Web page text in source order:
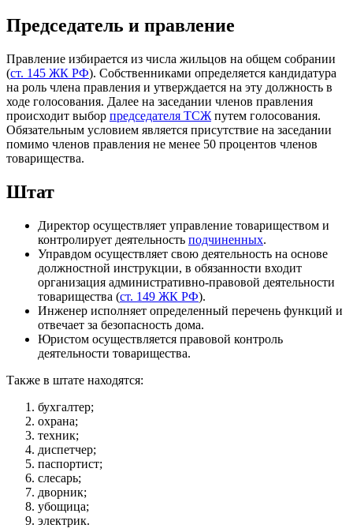
Председатель и правление
Правление избирается из числа жильцов на общем собрании
(ст. 145 ЖК РФ). Собственниками определяется кандидатура
на роль члена правления и утверждается на эту должность в
ходе голосования. Далее на заседании членов правления
происходит выбор председателя ТСЖ путем голосования.
Обязательным условием является присутствие на заседании
помимо членов правления не менее 50 процентов членов
товарищества.
Штат
Директор осуществляет управление товариществом и
контролирует деятельность подчиненных.
Управдом осуществляет свою деятельность на основе
должностной инструкции, в обязанности входит
организация административно-правовой деятельности
товарищества (ст. 149 ЖК РФ).
Инженер исполняет определенный перечень функций и
отвечает за безопасность дома.
Юристом осуществляется правовой контроль
деятельности товарищества.
Также в штате находятся:
бухгалтер;
охрана;
техник;
диспетчер;
паспортист;
слесарь;
дворник;
убощица;
электрик.